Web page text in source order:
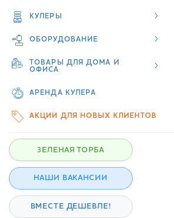
КУЛЕРЫ
ОБОРУДОВАНИЕ
ТОВАРЫ ДЛЯ ДОМА И
ОФИСА
АРЕНДА КУЛЕРА
АКЦИИ ДЛЯ НОВЫХ КЛИЕНТОВ
ЗЕЛЕНАЯ ТОРБА
НАШИ ВАКАНСИИ
ВМЕСТЕ ДЕШЕВЛЕ!